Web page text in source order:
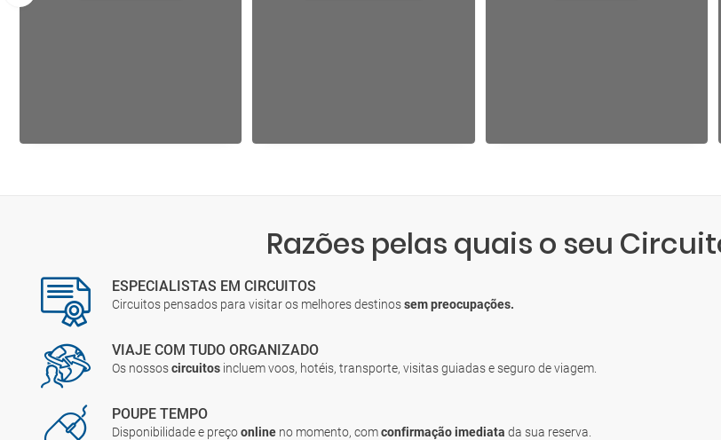
Razões pelas quais o seu
ESPECIALISTAS EM CIRCUITOS
Circuitos pensados para visitar os melhores destinossem preocupações.
VIAJE COM TUDO ORGANIZADO
Os nossoscircuitos incluem voos, hotéis, transporte, visitas guiadas e seguro de viagem.
POUPE TEMPO
Disponibilidade e preçoonline no momento, comconfirmação imediata da sua reserva.